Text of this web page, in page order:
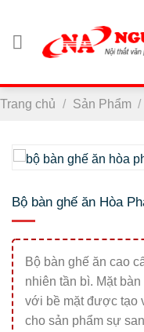
nội
Trang chủ / Sản Phẩm /
Bộ bàn ghế ăn Hòa
Bộ bàn ghế ăn cao
nhiên tần bì. Mặt
với bề mặt được tạo
cho sản phẩm sự